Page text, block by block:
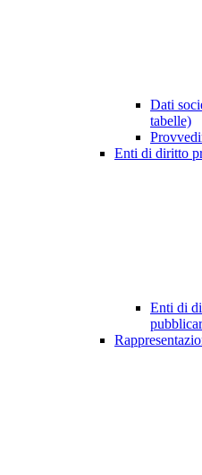
Dati
tabelle)
Enti di diritto
Enti di